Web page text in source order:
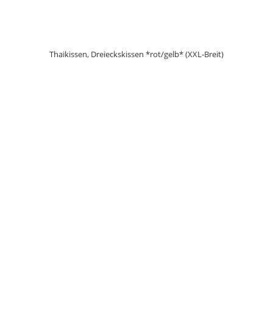
Thaikissen, Dreieckskissen *rot/gelb* (XXL-Breit)